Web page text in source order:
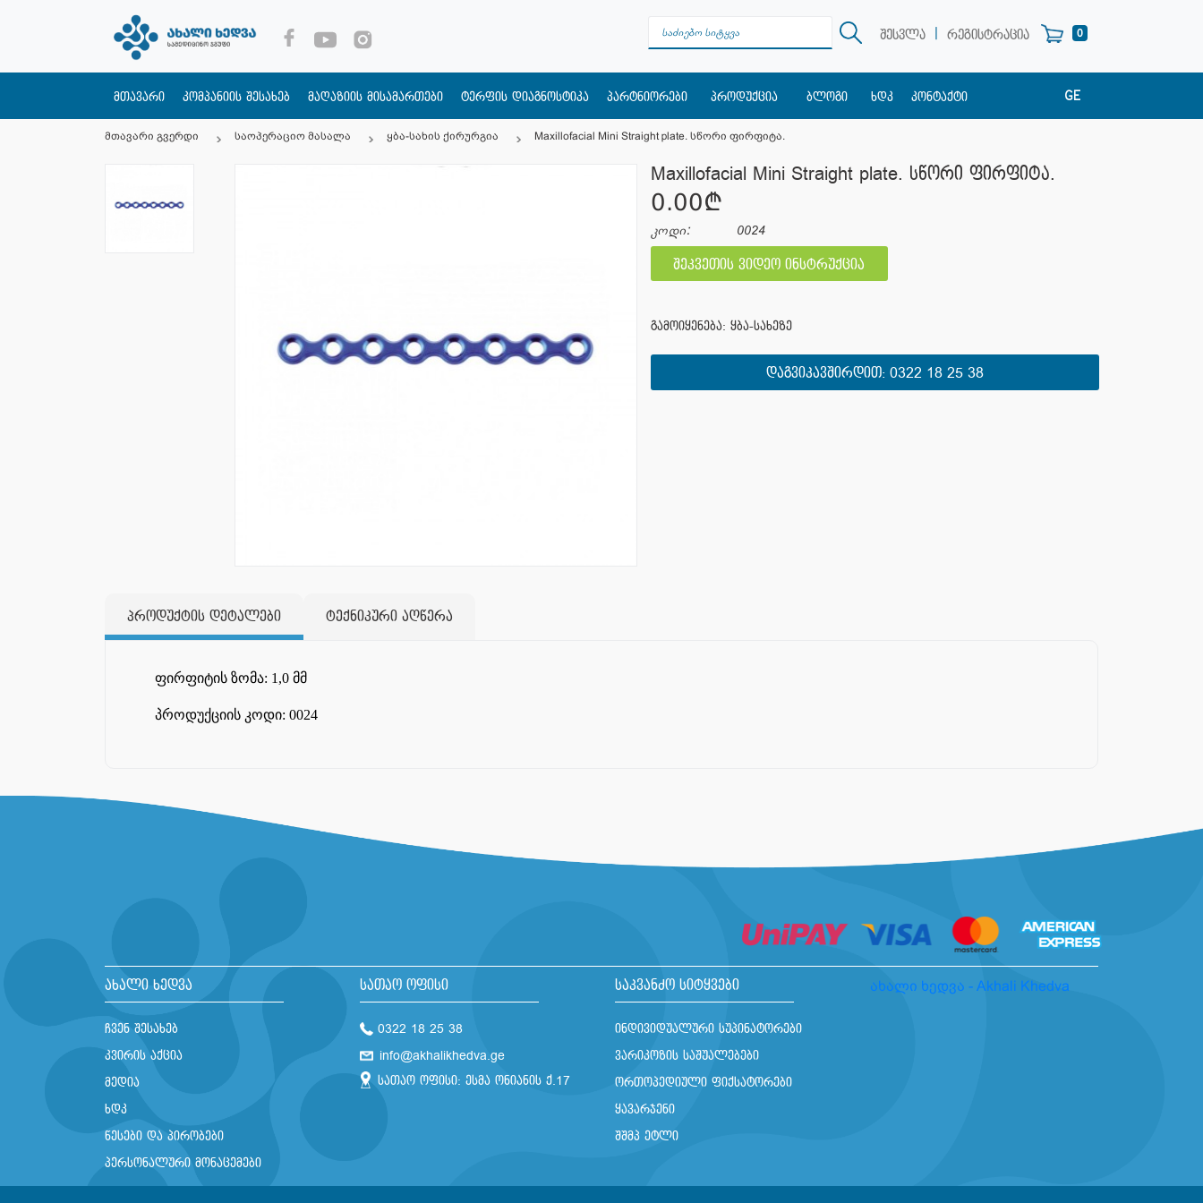
შესვლა | რეგისტრაცია 0
მთავარი კომპანიის შესახებ მაღაზიის მისამართები ტერფის დიაგნოსტიკა პარტნიორები პროდუქცია ბლოგი ხდკ კონტაქტი GE
მთავარი გვერდი საოპერაციო მასალა ყბა-სახის ქირურგია Maxillofacial Mini Straight plate. სწორი ფირფიტა.
Maxillofacial Mini Straight plate. სწორი ფირფიტა.
0.00¢
კოდი: 0024
შეკვეთის ვიდეო ინსტრუქცია
გამოიყენება: ყბა-სახეზე
ᲓᲐᲒᲕᲘᲙᲐᲕᲨᲘᲠᲓᲘᲗ: 0322 18 25 38
პროდუქტის დეტალები ტექნიკური აღწერა
ფირფიტის ზომა: 1,0 მმ
პროდუქციის კოდი: 0024
ახალი ხედვა
ჩვენ შესახებ
კვირის აქცია
მედია
ხდკ
წესები და პირობები
პერსონალური მონაცემები
სათაო ოფისი
0322 18 25 38
info@akhalikhedva.ge
სათაო ოფისი: ესმა ონიანის ქ.17
საკვანძო სიტყვები
ინდივიდუალური სუპინატორები
ვარიკოზის საშუალებები
ორთოპედიული ფიქსატორები
ყავარჯენი
შშმპ ეტლი
ახალი ხედვა - Akhali Khedva